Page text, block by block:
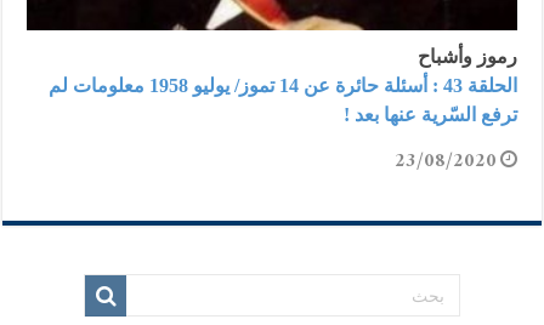
رموز وأشباح
الحلقة 43 : أسئلة حائرة عن 14 تموز/ يوليو 1958 معلومات لم
ترفع السّرية عنها بعد !
23/08/2020